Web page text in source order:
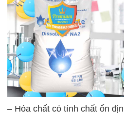
– Hóa chất có tính chất ổn